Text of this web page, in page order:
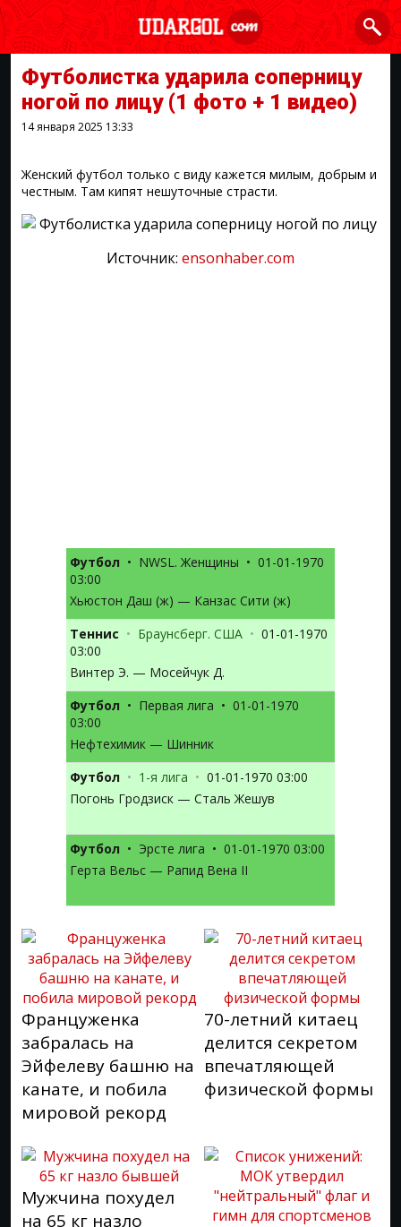
Футболистка ударила соперницу
ногой по лицу (1 фото + 1 видео)
14 января 2025 13:33
Женский футбол только с виду кажется милым, добрым и
честным. Там кипят нешуточные страсти.
Источник: ensonhaber.com
Футбол • NWSL. Женщины • 01-01-1970
03:00
Хьюстон Даш (ж) — Канзас Сити (ж)
Теннис • Браунсберг. США • 01-01-1970
03:00
Винтер Э. — Мосейчук Д.
Футбол • Первая лига • 01-01-1970
03:00
Нефтехимик — Шинник
Футбол • 1-я лига • 01-01-1970 03:00
Погонь Гродзиск — Сталь Жешув
Футбол • Эрсте лига • 01-01-1970 03:00
Герта Вельс — Рапид Вена II
Француженка
забралась на
Эйфелеву башню на
канате, и побила
мировой рекорд
70-летний китаец
делится секретом
впечатляющей
физической формы
Мужчина похудел
на 65 кг назло